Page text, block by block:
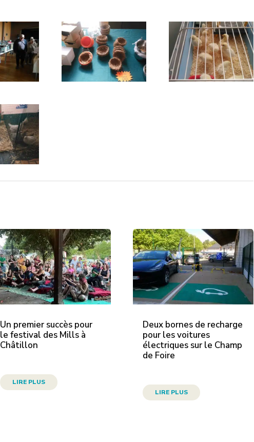
Un premier succès pour
le festival des Mills à
Châtillon
LIRE PLUS
Deux bornes de recharge
pour les voitures
électriques sur le Champ
de Foire
LIRE PLUS